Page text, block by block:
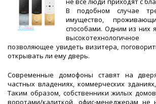
В подобном случае
имущество,
способами. Одним из них
позволяющее увидеть визитера,
открывать ли ему дверь.
Современные домофоны ставят на
частных владениях, коммерческих
Таким образом, собственники жилых
воротами/калиткой, офис-менеджерам не